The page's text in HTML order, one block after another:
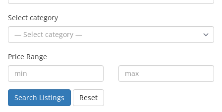
Select category
Price Range
Search Listings Reset